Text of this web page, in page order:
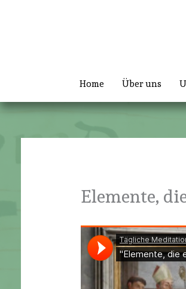
Home Über uns
Elemente,